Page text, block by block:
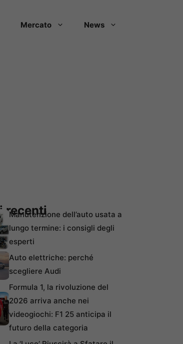
Mercato News
recenti
Manutenzione dell’auto usata a
lungo termine: i consigli degli
esperti
Auto elettriche: perché
scegliere Audi
Formula 1, la rivoluzione del
2026 arriva anche nei
videogiochi: F1 25 anticipa il
futuro della categoria